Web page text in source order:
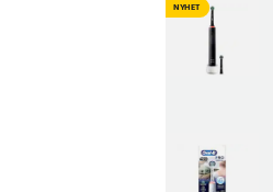
NYHET